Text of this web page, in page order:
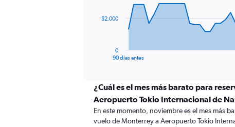
The
categories.
Range:
91
categories.
90 días antes
0
$2.000
¿Cuál es el mes más barato para
Aeropuerto Tokio Internacional de
En este momento, noviembre es el mes más
vuelo de Monterrey a Aeropuerto Tokio